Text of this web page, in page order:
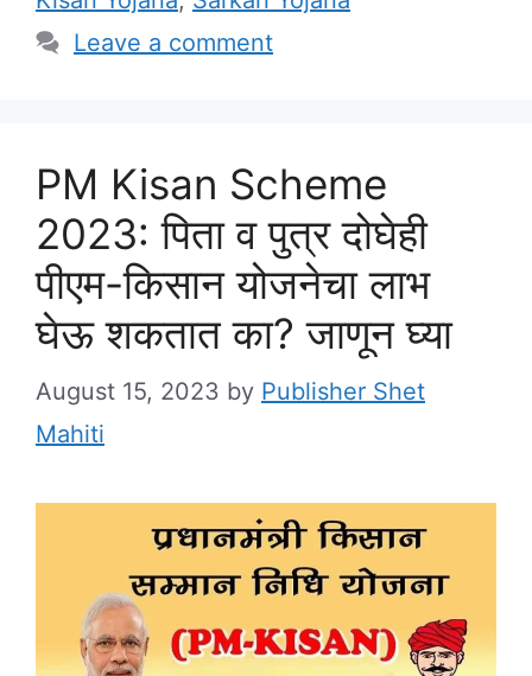
Leave a comment
PM Kisan Scheme
2023: पिता व पुत्र दोघेही
पीएम-किसान योजनेचा लाभ
घेऊ शकतात का? जाणून घ्या
August 15, 2023 by Publisher Shet
Mahiti